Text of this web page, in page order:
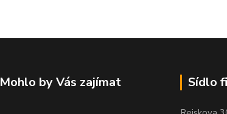
Mohlo by Vás zajímat Sídlo